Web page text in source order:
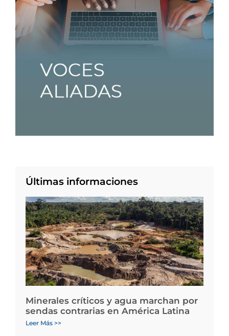
Últimas informaciones
Minerales críticos y agua marchan por
sendas contrarias en América Latina
Leer Más >>